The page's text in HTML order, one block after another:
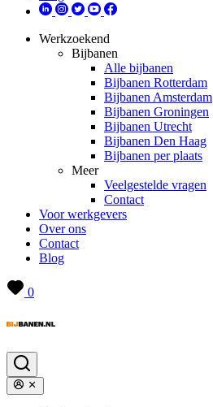
Werkzoekend
Bijbanen
Alle bijbanen
Bijbanen Rotterdam
Bijbanen Amsterdam
Bijbanen Groningen
Bijbanen Utrecht
Bijbanen Den Haag
Bijbanen per plaats
Meer
Veelgestelde vragen
Contact
Voor werkgevers
Over ons
Contact
Blog
0